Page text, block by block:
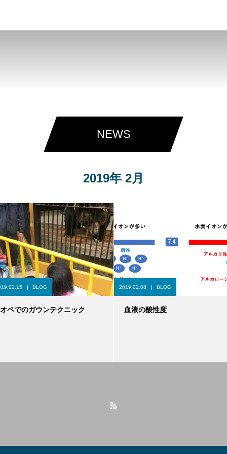
NEWS
2019年 2月
BLOG
オペでのガウンテクニック
2019.02.08 BLOG
血液の酸性度